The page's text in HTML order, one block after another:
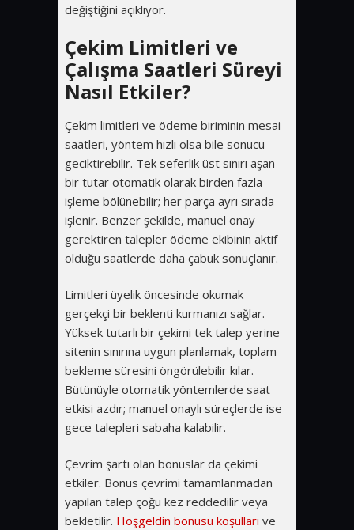
değiştiğini açıklıyor.
Çekim Limitleri ve
Çalışma Saatleri Süreyi
Nasıl Etkiler?
Çekim limitleri ve ödeme biriminin mesai
saatleri, yöntem hızlı olsa bile sonucu
geciktirebilir. Tek seferlik üst sınırı aşan
bir tutar otomatik olarak birden fazla
işleme bölünebilir; her parça ayrı sırada
işlenir. Benzer şekilde, manuel onay
gerektiren talepler ödeme ekibinin aktif
olduğu saatlerde daha çabuk sonuçlanır.
Limitleri üyelik öncesinde okumak
gerçekçi bir beklenti kurmanızı sağlar.
Yüksek tutarlı bir çekimi tek talep yerine
sitenin sınırına uygun planlamak, toplam
bekleme süresini öngörülebilir kılar.
Bütünüyle otomatik yöntemlerde saat
etkisi azdır; manuel onaylı süreçlerde ise
gece talepleri sabaha kalabilir.
Çevrim şartı olan bonuslar da çekimi
etkiler. Bonus çevrimi tamamlanmadan
yapılan talep çoğu kez reddedilir veya
bekletilir. Hoşgeldin bonusu koşulları ve